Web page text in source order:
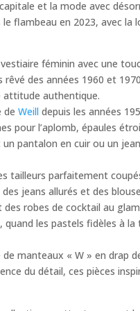
et la mode avec
flambeau en 2023, avec la
féminin avec une
des années 1960 et
attitude authentique.
deWeill depuis les années
pour l’aplomb, épaules
pantalon en cuir ou un
tailleurs parfaitement
jeans allurés et des
des robes de cocktail au
les pastels fidèles à
manteaux « W » en drap
du détail, ces pièces